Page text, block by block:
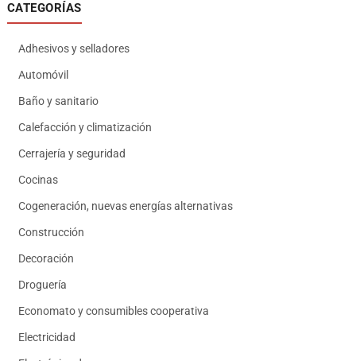
CATEGORÍAS
Adhesivos y selladores
Automóvil
Baño y sanitario
Calefacción y climatización
Cerrajería y seguridad
Cocinas
Cogeneración, nuevas energías alternativas
Construcción
Decoración
Droguería
Economato y consumibles cooperativa
Electricidad